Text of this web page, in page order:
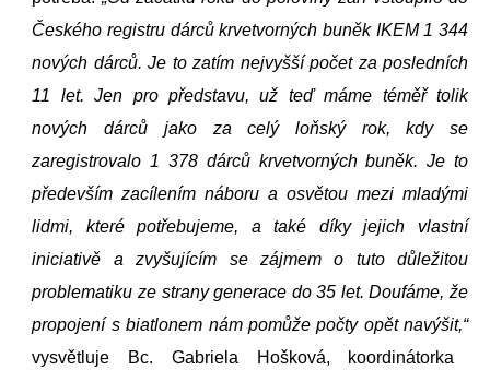
Českého registru dárců krvetvorných buněk IKEM 1 344
nových dárců. Je to zatím nejvyšší počet za posledních
11 let. Jen pro představu, už teď máme téměř tolik
nových dárců jako za celý loňský rok, kdy se
zaregistrovalo 1 378 dárců krvetvorných buněk. Je to
především zacílením náboru a osvětou mezi mladými
lidmi, které potřebujeme, a také díky jejich vlastní
iniciativě a zvyšujícím se zájmem o tuto důležitou
problematiku ze strany generace do 35 let. Doufáme, že
propojení s biatlonem nám pomůže počty opět navýšit,“
vysvětluje Bc. Gabriela Hošková, koordinátorka